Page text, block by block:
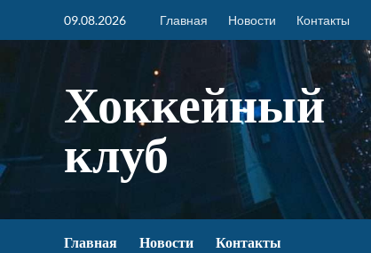
09.08.2026 Главная Новости Контакты
Хоккейный
клуб
Главная Новости Контакты